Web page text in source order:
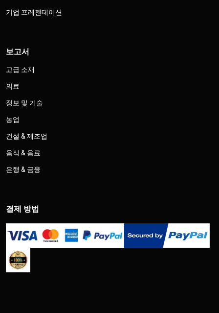
기업 프레젠테이션
보고서
고급 소재
의료
정보 및 기술
농업
건설 & 제조업
음식 & 음료
은행 & 금융
결제 방법